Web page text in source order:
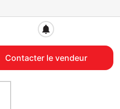
notifications
Contacter le vendeur